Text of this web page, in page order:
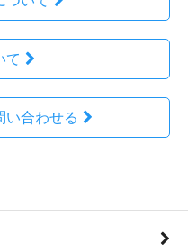
て
い合わせる